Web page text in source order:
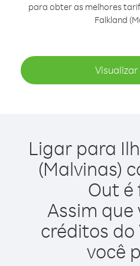
para obter as melhores
Falkland
Ligar para
(Malvinas)
Out é
Assim
créditos do
você